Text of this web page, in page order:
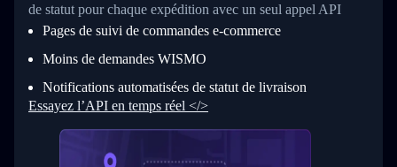
28
29
30
31
33
34
"Details": "BEIJING-
          }
      }
  }
}
de statut pour chaque expédition avec un seul appel API
Pages de suivi de commandes e‑commerce
Moins de demandes WISMO
Notifications automatisées de statut de livraison
Essayez l’API en temps réel </>